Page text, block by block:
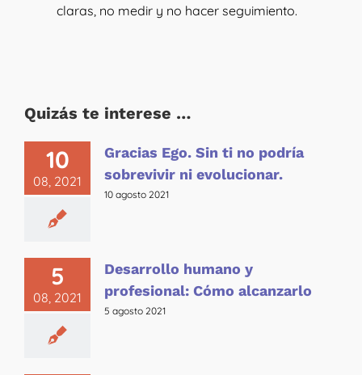
claras, no medir y no hacer seguimiento.
Quizás te interese …
10
08, 2021
Gracias Ego. Sin ti no podría
sobrevivir ni evolucionar.
10 agosto 2021
5
08, 2021
Desarrollo humano y
profesional: Cómo alcanzarlo
5 agosto 2021